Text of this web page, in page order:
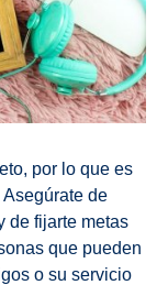
por lo que es
de
de fijarte metas
que pueden
o su servicio